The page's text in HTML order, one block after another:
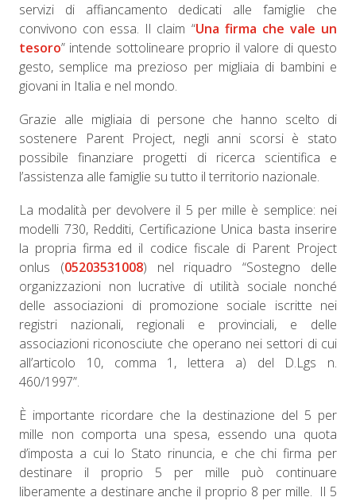
servizi di affiancamento dedicati alle famiglie che
convivono con essa. Il claim “Una firma che vale un
tesoro” intende sottolineare proprio il valore di questo
gesto, semplice ma prezioso per migliaia di bambini e
giovani in Italia e nel mondo.
Grazie alle migliaia di persone che hanno scelto di
sostenere Parent Project, negli anni scorsi è stato
possibile finanziare progetti di ricerca scientifica e
l’assistenza alle famiglie su tutto il territorio nazionale.
La modalità per devolvere il 5 per mille è semplice: nei
modelli 730, Redditi, Certificazione Unica basta inserire
la propria firma ed il codice fiscale di Parent Project
onlus (05203531008) nel riquadro “Sostegno delle
organizzazioni non lucrative di utilità sociale nonché
delle associazioni di promozione sociale iscritte nei
registri nazionali, regionali e provinciali, e delle
associazioni riconosciute che operano nei settori di cui
all’articolo 10, comma 1, lettera a) del D.Lgs n.
460/1997”.
È importante ricordare che la destinazione del 5 per
mille non comporta una spesa, essendo una quota
d’imposta a cui lo Stato rinuncia, e che chi firma per
destinare il proprio 5 per mille può continuare
liberamente a destinare anche il proprio 8 per mille. Il 5